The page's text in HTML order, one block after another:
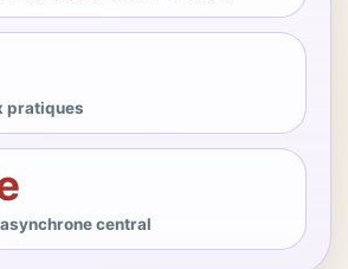
pratiques
central